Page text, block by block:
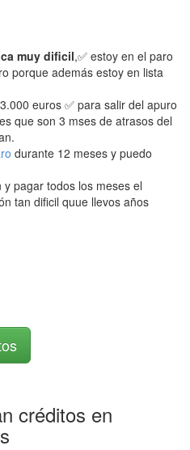
muy dificil,✅ estoy en el paro
porque además estoy en lista
euros ✅ para salir del apuro
que son 3 mses de atrasos del
durante 12 meses y puedo
pagar todos los meses el
tan dificil quue llevos años
créditos en